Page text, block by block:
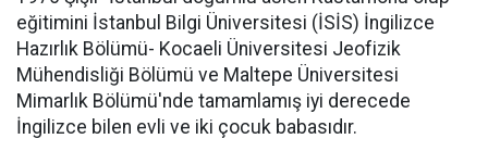
eğitimini İstanbul Bilgi Üniversitesi (İSİS) İngilizce
Hazırlık Bölümü- Kocaeli Üniversitesi Jeofizik
Mühendisliği Bölümü ve Maltepe Üniversitesi
Mimarlık Bölümü'nde tamamlamış iyi derecede
İngilizce bilen evli ve iki çocuk babasıdır.